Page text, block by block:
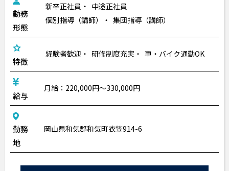
勤務
形態
新卒正社員
中途正社員
個別指導（講師）
集団指導（講師）
特徴
経験者歓迎 研修制度充実 車・バイク通勤OK
給与
月給：220,000円～330,000円
勤務
地
岡山県和気郡和気町衣笠914-6